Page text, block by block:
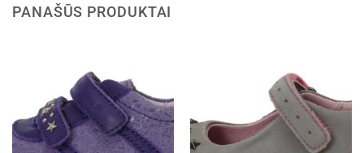
PANAŠŪS PRODUKTAI